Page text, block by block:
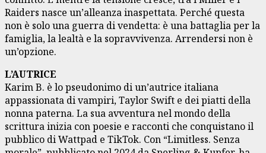
Raiders nasce un’alleanza inaspettata. Perché questa
non è solo una guerra di vendetta: è una battaglia per la
famiglia, la lealtà e la sopravvivenza. Arrendersi non è
un’opzione.
L’AUTRICE
Karim B. è lo pseudonimo di un’autrice italiana
appassionata di vampiri, Taylor Swift e dei piatti della
nonna paterna. La sua avventura nel mondo della
scrittura inizia con poesie e racconti che conquistano il
pubblico di Wattpad e TikTok. Con “Limitless. Senza